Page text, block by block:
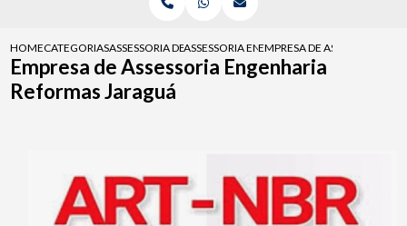
HOMECATEGORIASASSESSORIA DE ENGENHARIAASSESSORIA ENGENHARIA PARA
EMPRESA DE ASSESSORIA
Empresa de Assessoria Engenharia
Reformas Jaraguá